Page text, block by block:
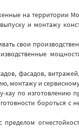
на территории
и монтажу
свои
фасадов,
монтажу и
по
бороться с